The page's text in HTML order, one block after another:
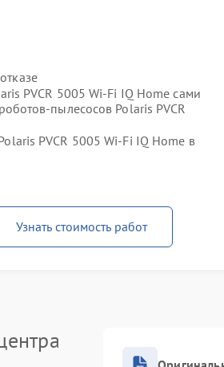
PVCR 5005 Wi-Fi IQ Home сами
пылесосов Polaris PVCR
PVCR 5005 Wi-Fi IQ Home в
Узнать стоимость работ